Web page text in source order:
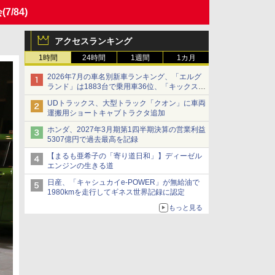
(7/84)
アクセスランキング
1時間 24時間 1週間 1カ月
2026年7月の車名別新車ランキング、「エルグ
ランド」は1883台で乗用車36位、「キックス」
は2591台で27位に
UDトラックス、大型トラック「クオン」に車両
運搬用ショートキャブトラクタ追加
ホンダ、2027年3月期第1四半期決算の営業利益
5307億円で過去最高を記録
【まるも亜希子の「寄り道日和」】ディーゼル
エンジンの生きる道
日産、「キャシュカイe-POWER」が無給油で
1980kmを走行してギネス世界記録に認定
もっと見る